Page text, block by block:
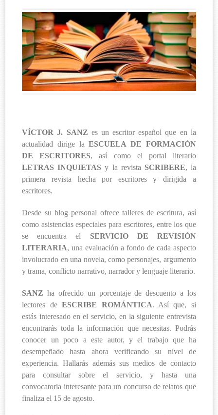
VÍCTOR J. SANZ es un escritor español que en la
actualidad dirige laESCUELA DE FORMACIÓN
DE ESCRITORES, así como el portal literario
LETRAS INQUIETAS y la revista SCRIBERE, la
primera revista hecha por escritores y dirigida a
escritores.
Desde su blog personal ofrece talleres de escritura, así
como asistencias especiales para escritores, entre los que
se encuentra el SERVICIO DE REVISIÓN
LITERARIA, una evaluación a fondo de cada aspecto
involucrado en una novela, como personajes, argumento
y trama, conflicto narrativo, narrador y lenguaje literario.
SANZ ha ofrecido un porcentaje de descuento a los
lectores deESCRIBE ROMÁNTICA. Así que, si
estás interesado en el servicio, en la siguiente entrevista
encontrarás toda la información que necesitas. Podrás
conocer un poco a este autor, y el trabajo que ha
desempeñado hasta ahora verificando su nivel de
experiencia. Hallarás además sus medios de contacto
para consultar sobre el servicio, y hasta una
convocatoria interesante para un concurso de relatos que
finaliza el 15 de agosto.